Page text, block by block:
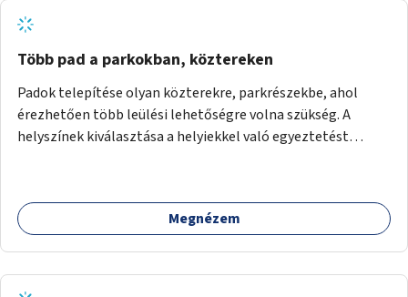
Több pad a parkokban, köztereken
Padok telepítése olyan közterekre, parkrészekbe, ahol
érezhetően több leülési lehetőségre volna szükség. A
helyszínek kiválasztása a helyiekkel való egyeztetést
Megnézem